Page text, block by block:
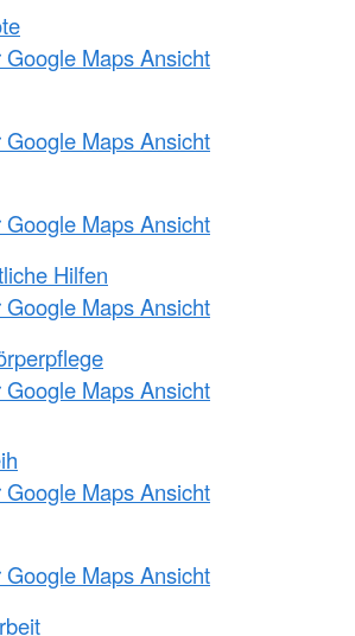
Google Maps Ansicht
Google Maps Ansicht
Google Maps Ansicht
Hilfen
Google Maps Ansicht
Google Maps Ansicht
Google Maps Ansicht
Google Maps Ansicht